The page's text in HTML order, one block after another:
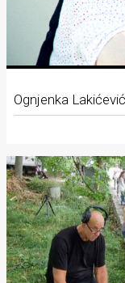
Ognjenka